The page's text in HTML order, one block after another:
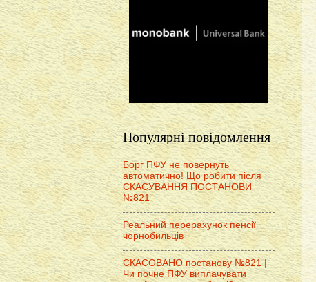
Популярні повідомлення
Борг ПФУ не повернуть
автоматично! Що робити після
СКАСУВАННЯ ПОСТАНОВИ
№821
Реальний перерахунок пенсії
чорнобильців
СКАСОВАНО постанову №821 |
Чи почне ПФУ виплачувати